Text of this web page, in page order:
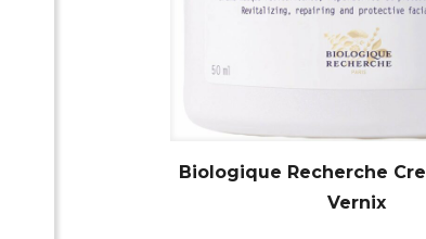
Biologique Recherche
Vernix